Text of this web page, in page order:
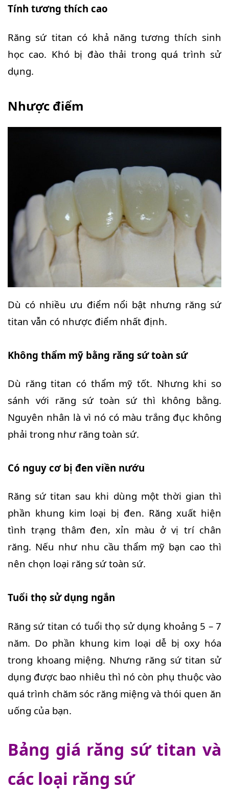
Tính tương thích cao
Răng sứ titan có khả năng tương thích sinh
học cao. Khó bị đào thải trong quá trình sử
dụng.
Nhược điểm
Dù có nhiều ưu điểm nổi bật nhưng răng sứ
titan vẫn có nhược điểm nhất định.
Không thẩm mỹ bằng răng sứ toàn sứ
Dù răng titan có thẩm mỹ tốt. Nhưng khi so
sánh với răng sứ toàn sứ thì không bằng.
Nguyên nhân là vì nó có màu trắng đục không
phải trong như răng toàn sứ.
Có nguy cơ bị đen viền nướu
Răng sứ titan sau khi dùng một thời gian thì
phần khung kim loại bị đen. Răng xuất hiện
tình trạng thâm đen, xỉn màu ở vị trí chân
răng. Nếu như nhu cầu thẩm mỹ bạn cao thì
nên chọn loại răng sứ toàn sứ.
Tuổi thọ sử dụng ngắn
Răng sứ titan có tuổi thọ sử dụng khoảng 5 – 7
năm. Do phần khung kim loại dễ bị oxy hóa
trong khoang miệng. Nhưng răng sứ titan sử
dụng được bao nhiêu thì nó còn phụ thuộc vào
quá trình chăm sóc răng miệng và thói quen ăn
uống của bạn.
Bảng giá răng sứ titan và
các loại răng sứ